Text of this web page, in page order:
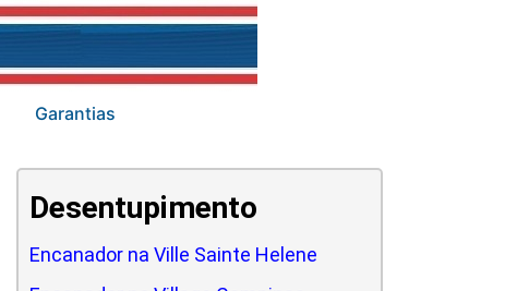
Garantias
Desentupimento
Encanador na Ville Sainte Helene